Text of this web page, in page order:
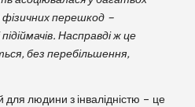
перешкод –
Насправді ж це
без перебільшення,
для людини з інвалідністю – це